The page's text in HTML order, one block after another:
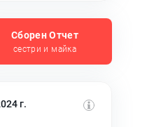
Сборен Отчет
сестри и майка
г.